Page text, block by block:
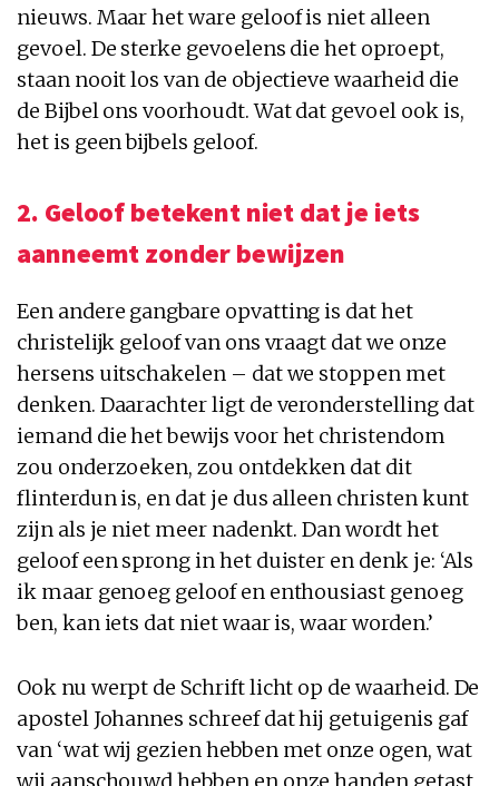
nieuws. Maar het ware geloof is niet alleen
gevoel. De sterke gevoelens die het oproept,
staan nooit los van de objectieve waarheid die
de Bijbel ons voorhoudt. Wat dat gevoel ook is,
het is geen bijbels geloof.
2. Geloof betekent niet dat je iets
aanneemt zonder bewijzen
Een andere gangbare opvatting is dat het
christelijk geloof van ons vraagt dat we onze
hersens uitschakelen – dat we stoppen met
denken. Daarachter ligt de veronderstelling dat
iemand die het bewijs voor het christendom
zou onderzoeken, zou ontdekken dat dit
flinterdun is, en dat je dus alleen christen kunt
zijn als je niet meer nadenkt. Dan wordt het
geloof een sprong in het duister en denk je: ‘Als
ik maar genoeg geloof en enthousiast genoeg
ben, kan iets dat niet waar is, waar worden.’
Ook nu werpt de Schrift licht op de waarheid. De
apostel Johannes schreef dat hij getuigenis gaf
van ‘wat wij gezien hebben met onze ogen, wat
wij aanschouwd hebben en onze handen getast